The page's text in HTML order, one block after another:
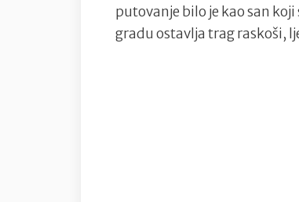
putovanje bilo je kao san
gradu ostavlja trag raskoši,